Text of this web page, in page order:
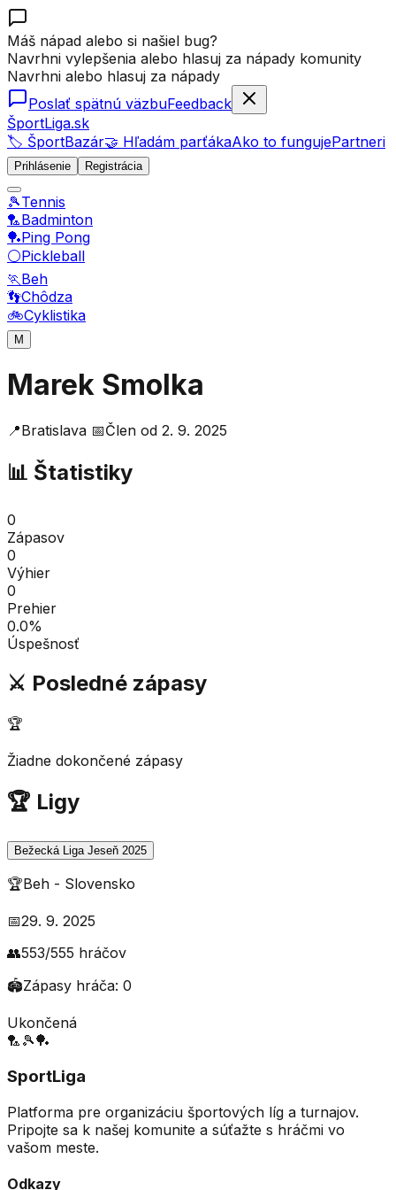
Máš nápad alebo si našiel bug?
Navrhni vylepšenia alebo hlasuj za nápady komunity
Navrhni alebo hlasuj za nápady
Poslať spätnú väzbuFeedback
ŠportLiga.sk
🏷️ ŠportBazár🤝 Hľadám parťákaAko to fungujePartneri
Prihlásenie Registrácia
🎾Tennis
🏸Badminton
🏓Ping Pong
⚪Pickleball
🏃Beh
👣Chôdza
🚲Cyklistika
M
Marek Smolka
📍Bratislava 📅Člen od 2. 9. 2025
📊 Štatistiky
0
Zápasov
0
Výhier
0
Prehier
0.0%
Úspešnosť
⚔️ Posledné zápasy
🏆
Žiadne dokončené zápasy
🏆 Ligy
Bežecká Liga Jeseň 2025
🏆Beh - Slovensko
📅29. 9. 2025
👥553/555 hráčov
🏟️Zápasy hráča: 0
Ukončená
🏸 🎾🏓
SportLiga
Platforma pre organizáciu športových líg a turnajov.
Pripojte sa k našej komunite a súťažte s hráčmi vo
vašom meste.
Odkazy